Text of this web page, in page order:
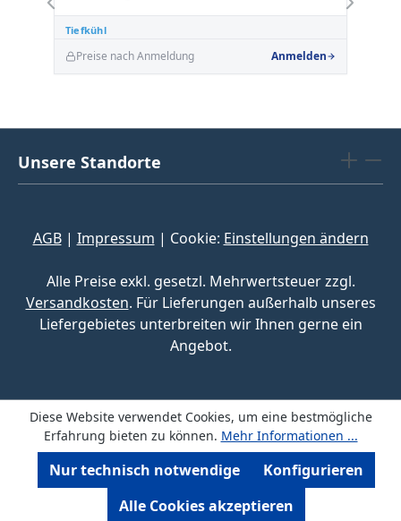
Tiefkühl
Preise nach Anmeldung Anmelden
Unsere Standorte
AGB| Impressum | Cookie: Einstellungen ändern
Alle Preise exkl. gesetzl. Mehrwertsteuer zzgl.
Versandkosten. Für Lieferungen außerhalb unseres
Liefergebietes unterbreiten wir Ihnen gerne ein
Angebot.
Diese Website verwendet Cookies, um eine bestmögliche
Erfahrung bieten zu können. Mehr Informationen ...
Nur technisch notwendige
Konfigurieren
Alle Cookies akzeptieren